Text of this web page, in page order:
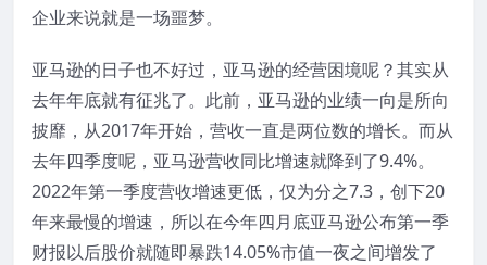
企业来说就是一场噩梦。
亚马逊的日子也不好过，亚马逊的经营困境呢？其实从
去年年底就有征兆了。此前，亚马逊的业绩一向是所向
披靡，从2017年开始，营收一直是两位数的增长。而从
去年四季度呢，亚马逊营收同比增速就降到了9.4%。
2022年第一季度营收增速更低，仅为分之7.3，创下20
年来最慢的增速，所以在今年四月底亚马逊公布第一季
财报以后股价就随即暴跌14.05%市值一夜之间增发了